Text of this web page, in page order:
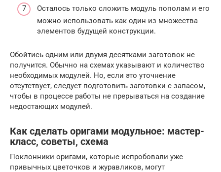
Осталось только сложить модуль пополам и его
можно использовать как один из множества
элементов будущей конструкции.
Обойтись одним или двумя десятками заготовок не
получится. Обычно на схемах указывают и количество
необходимых модулей. Но, если это уточнение
отсутствует, следует подготовить заготовки с запасом,
чтобы в процессе работы не прерываться на создание
недостающих модулей.
Как сделать оригами модульное: мастер-
класс, советы, схема
Поклонники оригами, которые испробовали уже
привычных цветочков и журавликов, могут